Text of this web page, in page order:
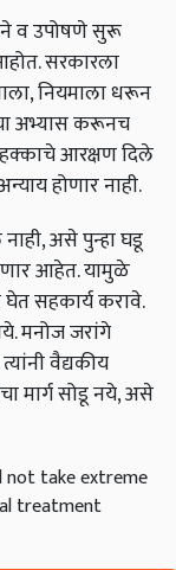
व उपोषणे सुरू
सरकारला
नियमाला धरून
अभ्यास करूनच
हक्काचे आरक्षण दिले
होणार नाही.
असे पुन्हा घडू
आहेत. यामुळे
सहकार्य करावे.
मनोज जरांगे
वैद्यकीय
मार्ग सोडू नये, असे
not take extreme
treatment